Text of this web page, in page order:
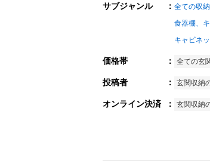
サブジャンル ： 全ての収
食器棚、
キャビネッ
価格帯 ： 全ての玄
投稿者 ： 玄関収納
オンライン決済 ： 玄関収納